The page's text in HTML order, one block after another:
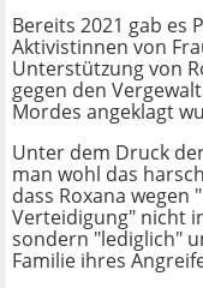
Bereits 2021 gab es
Aktivistinnen von
Unterstützung von
gegen den
Mordes angeklagt
Unter dem Druck
man wohl das
dass Roxana
Verteidigung" nicht
sondern "lediglich"
Familie ihres